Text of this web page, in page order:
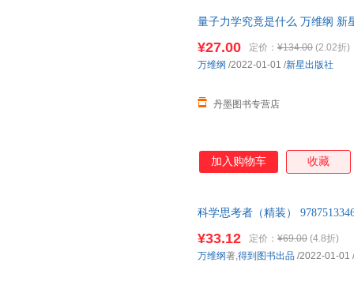
量子力学究竟是什么 万维纲 新
¥27.00 定价： ¥134.00 (2.02折)
丹墨图书专营店
万维纲 /2022-01-01 /新星出版社
加入购物车 收藏
科学思考者（精装）
仅供参考，以实物为准。（书
¥33.12 定价： ¥69.00 (4.8折)
万维纲著,得到图书出品 /2022-01-01 /